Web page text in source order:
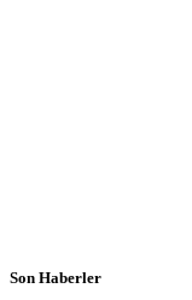
Son Haberler